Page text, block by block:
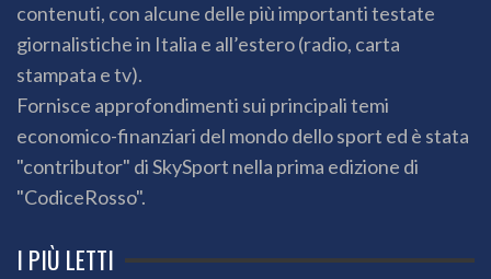
contenuti, con alcune delle più importanti testate
giornalistiche in Italia e all’estero (radio, carta
stampata e tv).
Fornisce approfondimenti sui principali temi
economico-finanziari del mondo dello sport ed è stata
"contributor" di SkySport nella prima edizione di
"CodiceRosso".
I PIÙ LETTI